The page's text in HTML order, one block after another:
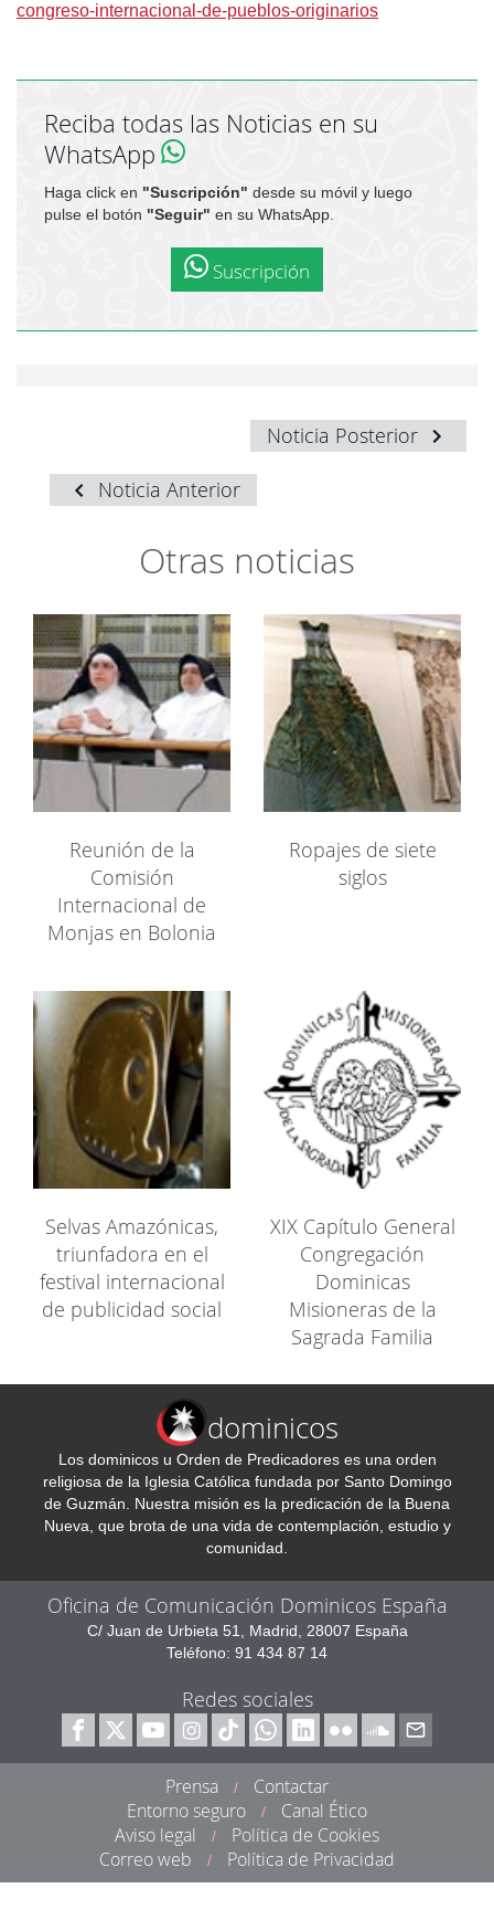
congreso-internacional-de-pueblos-originarios
Reciba todas las Noticias en su
WhatsApp
Haga click en "Suscripción" desde su móvil y luego
pulse el botón "Seguir" en su WhatsApp.
Suscripción
Noticia Posterior
Noticia Anterior
Otras noticias
Reunión de la
Comisión
Internacional de
Monjas en Bolonia
Ropajes de siete
siglos
Selvas Amazónicas,
triunfadora en el
festival internacional
de publicidad social
XIX Capítulo General
Congregación
Dominicas
Misioneras de la
Sagrada Familia
dominicos
Los dominicos u Orden de Predicadores es una orden
religiosa de la Iglesia Católica fundada por Santo Domingo
de Guzmán. Nuestra misión es la predicación de la Buena
Nueva, que brota de una vida de contemplación, estudio y
comunidad.
Oficina de Comunicación Dominicos España
C/ Juan de Urbieta 51, Madrid, 28007 España
Teléfono: 91 434 87 14
Redes sociales
Prensa /
Contactar
Entorno seguro
/
Canal Ético
Aviso legal
/
Política de Cookies
Correo web
/ Política de Privacidad